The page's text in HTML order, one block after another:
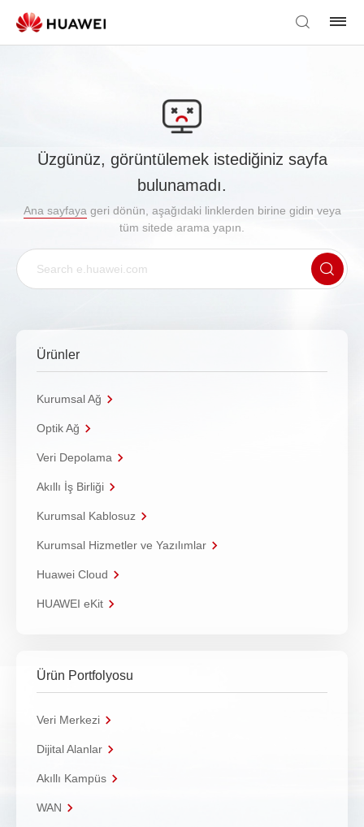
Üzgünüz, görüntülemek istediğiniz sayfa
bulunamadı.
Ana sayfaya geri dönün, aşağıdaki linklerden birine gidin veya
tüm sitede arama yapın.
Ürünler
Kurumsal Ağ
Optik Ağ
Veri Depolama
Akıllı İş Birliği
Kurumsal Kablosuz
Kurumsal Hizmetler ve Yazılımlar
Huawei Cloud
HUAWEI eKit
Ürün Portfolyosu
Veri Merkezi
Dijital Alanlar
Akıllı Kampüs
WAN